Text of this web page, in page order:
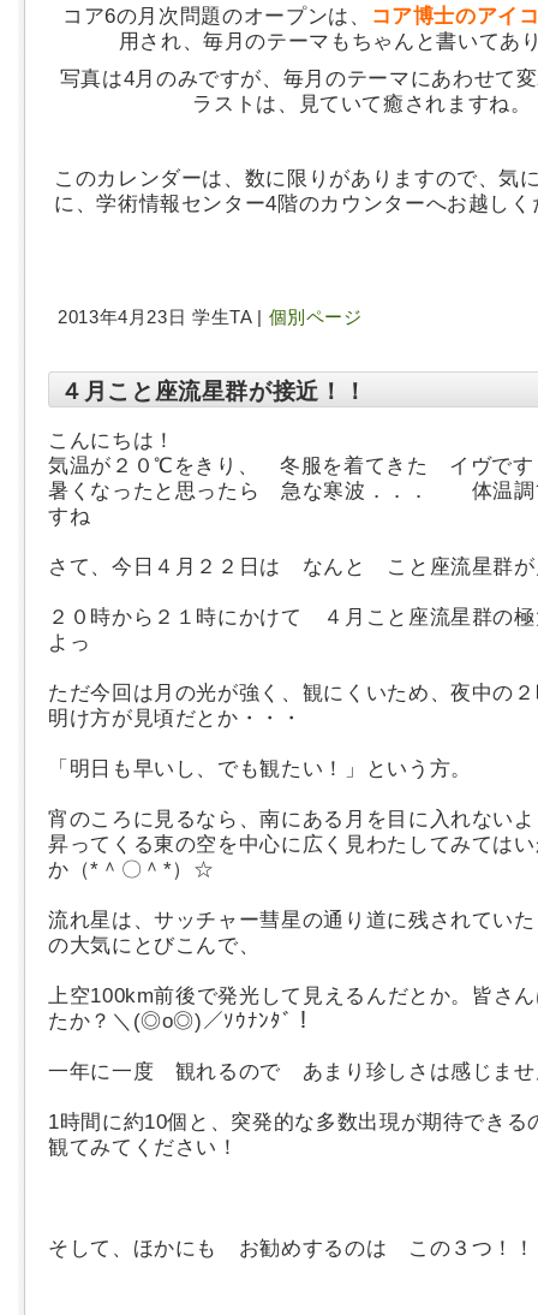
コア6の月次問題のオープンは、
コア博士のアイ
用され、毎月のテーマもちゃんと書いてあ
写真は4月のみですが、毎月のテーマにあわせて
ラストは、見ていて癒されますね。
このカレンダーは、数に限りがありますので、気
に、学術情報センター4階のカウンターへお越しく
2013年4月23日 学生TA | 個別ページ
４月こと座流星群が接近！！
こんにちは！
気温が２０℃をきり、 冬服を着てきた イヴです
暑くなったと思ったら 急な寒波．．． 体温調
すね
さて、今日４月２２日は なんと こと座流星群が
２０時から２１時にかけて ４月こと座流星群の
よっ
ただ今回は月の光が強く、観にくいため、夜中の
明け方が見頃だとか・・・
「明日も早いし、でも観たい！」という方。
宵のころに見るなら、南にある月を目に入れない
昇ってくる東の空を中心に広く見わたしてみては
か（*＾〇＾*）☆
流れ星は、サッチャー彗星の通り道に残されてい
の大気にとびこんで、
上空100km前後で発光して見えるんだとか。皆さ
たか？＼(◎o◎)／ｿｳﾅﾝﾀﾞ！
一年に一度 観れるので あまり珍しさは感じませ
1時間に約10個と、突発的な多数出現が期待でき
観てみてください！
そして、ほかにも お勧めするのは この３つ！！